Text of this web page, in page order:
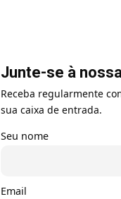
Junte-se à
Receba regularmente
sua caixa de entrada.
Seu nome
Email